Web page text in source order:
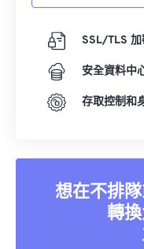
SSL/TLS 加
安全資料中
存取控制和
想在不排
轉